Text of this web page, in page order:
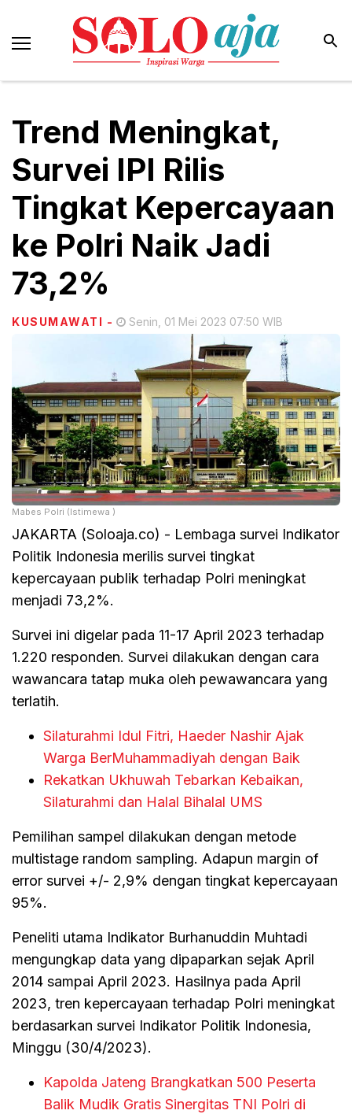
Trend Meningkat,
Survei IPI Rilis
Tingkat Kepercayaan
ke Polri Naik Jadi
73,2%
KUSUMAWATI - Senin, 01 Mei 2023 07:50 WIB
Mabes Polri (Istimewa )
JAKARTA (Soloaja.co) - Lembaga survei Indikator
Politik Indonesia merilis survei tingkat
kepercayaan publik terhadap Polri meningkat
menjadi 73,2%.
Survei ini digelar pada 11-17 April 2023 terhadap
1.220 responden. Survei dilakukan dengan cara
wawancara tatap muka oleh pewawancara yang
terlatih.
Silaturahmi Idul Fitri, Haeder Nashir Ajak
Warga BerMuhammadiyah dengan Baik
Rekatkan Ukhuwah Tebarkan Kebaikan,
Silaturahmi dan Halal Bihalal UMS
Pemilihan sampel dilakukan dengan metode
multistage random sampling. Adapun margin of
error survei +/- 2,9% dengan tingkat kepercayaan
95%.
Peneliti utama Indikator Burhanuddin Muhtadi
mengungkap data yang dipaparkan sejak April
2014 sampai April 2023. Hasilnya pada April
2023, tren kepercayaan terhadap Polri meningkat
berdasarkan survei Indikator Politik Indonesia,
Minggu (30/4/2023).
Kapolda Jateng Brangkatkan 500 Peserta
Balik Mudik Gratis Sinergitas TNI Polri di